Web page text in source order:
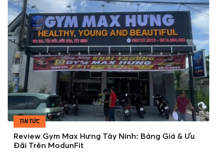
TIN TỨC
Review Gym Max Hưng Tây Ninh: Bảng Giá & Ưu
Đãi Trên ModunFit